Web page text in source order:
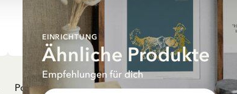
EINRICHTUNG
Ähnliche Produkte
Empfehlungen für dich
IN DEN WARENKORB
Poster Pippi Langstrumpf Goldkoffer –
PIPPI LANGSTRUMPF